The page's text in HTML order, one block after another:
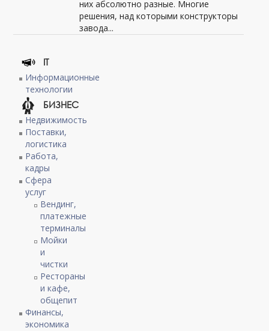
них абсолютно разные. Многие
решения, над которыми конструкторы
завода...
IT
Информационные
технологии
БИЗНЕС
Недвижимость
Поставки,
логистика
Работа,
кадры
Сфера
услуг
Вендинг,
платежные
терминалы
Мойки
и
чистки
Рестораны
и кафе,
общепит
Финансы,
экономика